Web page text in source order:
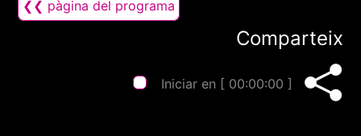
❮❮ pàgina del programa
Comparteix
Iniciar en [ 00:00:00 ]